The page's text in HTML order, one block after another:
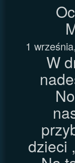
1
W
dzieci